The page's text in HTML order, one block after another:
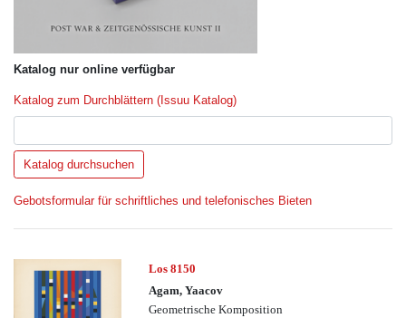
Katalog nur online verfügbar
Katalog zum Durchblättern (Issuu Katalog)
Gebotsformular für schriftliches und telefonisches Bieten
Los 8150
Agam, Yaacov
Geometrische Komposition